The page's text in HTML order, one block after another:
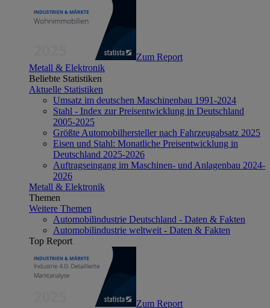
Zum Report
Metall & Elektronik
Beliebte Statistiken
Aktuelle Statistiken
Umsatz im deutschen Maschinenbau 1991-2024
Stahl - Index zur Preisentwicklung in Deutschland
2005-2025
Größte Automobilhersteller nach Fahrzeugabsatz 2025
Eisen und Stahl: Monatliche Preisentwicklung in
Deutschland 2025-2026
Auftragseingang im Maschinen- und Anlagenbau 2024-
2026
Metall & Elektronik
Themen
Weitere Themen
Automobilindustrie Deutschland - Daten & Fakten
Automobilindustrie weltweit - Daten & Fakten
Top Report
Zum Report